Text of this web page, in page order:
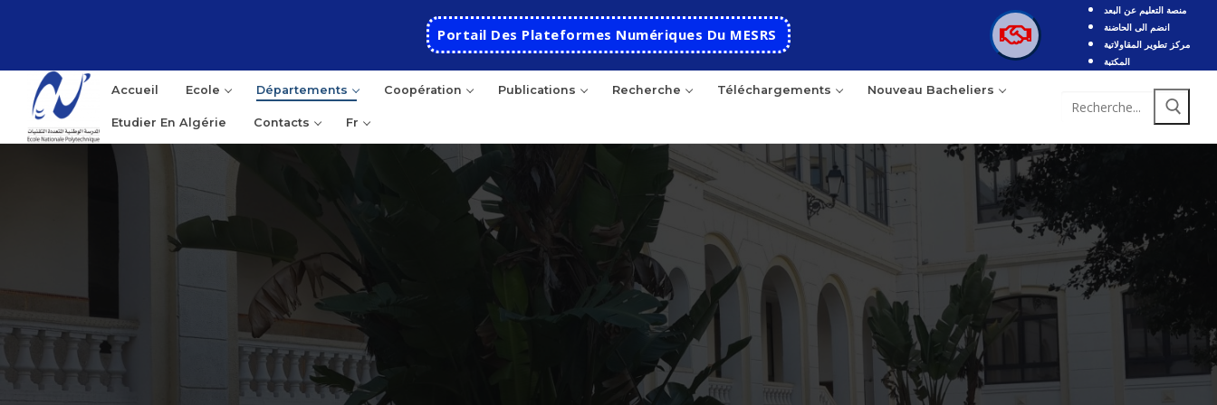
Portail Des Plateformes Numériques Du MESRS
منصة التعليم عن البعد
انضم الى الحاضنة
مركز تطوير المقاولاتية
المكتبة
Accueil Ecole Départements Coopération Publications Recherche Téléchargements Nouveau Bacheliers
Etudier En Algérie Contacts Fr
Accueil
Ecole
Présentation
Histoire de l’école